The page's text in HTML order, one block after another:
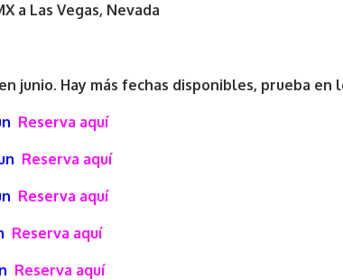
a Las Vegas, Nevada
junio. Hay más fechas disponibles, prueba en
Reserva aquí
Reserva aquí
Reserva aquí
Reserva aquí
Reserva aquí